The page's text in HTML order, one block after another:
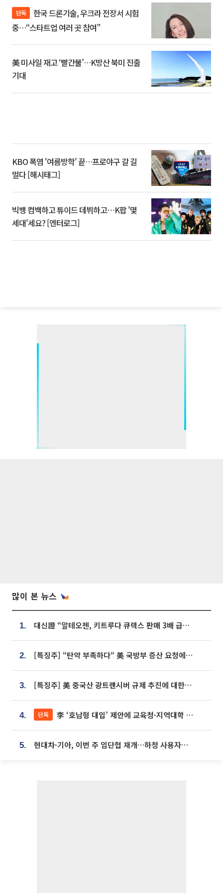
단독
중…“스타트업 여러 곳 참여”
美 미사일 재고 ‘빨간불’…K방산 북미 진출
기대
KBO 폭염 '여름방학' 끝…프로야구 갈 길
멀다 [해시태그]
빅뱅 컴백하고 튜이드 데뷔하고⋯K팝 '몇
세대'세요? [엔터로그]
많이 본 뉴스
1. 대신證 “알테오젠, 키트루다 큐렉스 판매 3배 급증…목표가 41만원 상향”
2. [특징주] “탄약 부족하다“ 美 국방부 증산 요청에⋯국내 방산주 급등세
3. [특징주] 美 중국산 광트랜시버 규제 추진에 대한광통신 등 광통신株 강세
4. 단독 李 ‘호남형 대입’ 제안에 교육청·지역대학 서·논술형 입시 연계 '착수'
5. 현대차·기아, 이번 주 임단협 재개…하청 사용자성 재심도 ‘변수’